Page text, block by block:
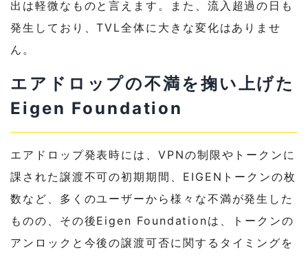
出は軽微なものと言えます。また、流入超過の日も
発生しており、TVL全体に大きな変化はありませ
ん。
エアドロップの不満を掬い上げた
Eigen Foundation
エアドロップ発表時には、VPNの制限やトークンに
課された譲渡不可の初期期間、EIGENトークンの枚
数など、多くのユーザーから様々な不満が発生した
ものの、その後Eigen Foundationは、トークンの
アンロックと今後の譲渡可否に関するタイミングを